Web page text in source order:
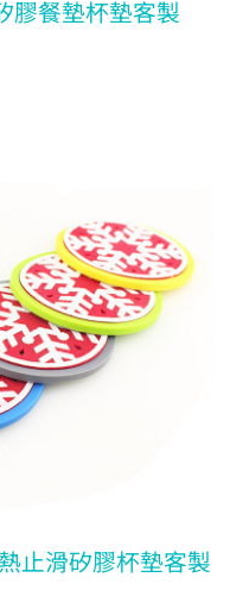
膠餐墊杯墊客製
止滑矽膠杯墊客製